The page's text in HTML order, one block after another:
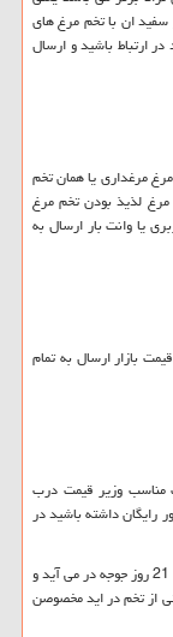
ان با تخم مرغ های
ارتباط باشید و ارسال
مرغداری یا همان تخم
لذیذ بودن تخم مرغ
یا وانت بار ارسال به
و زیر قیمت بازار ارسال به تمام
مناسب وزیر قیمت درب
رایگان داشته باشید در
اصل جوجه دراوری تخم نطفه دار محلی » تخم نطفه دار محلی را 21 روز جوجه در می آید و
روز 21 روز جوجه به راحتی از تخم در اید مخصوصن